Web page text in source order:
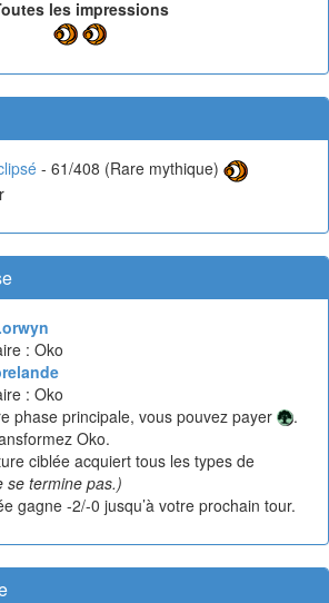
les impressions
- 61/408 (Rare mythique)
: Oko
: Oko
phase principale, vous pouvez payer
.
Oko.
ciblée acquiert tous les types de
se termine pas.)
gagne -2/-0 jusqu’à votre prochain tour.